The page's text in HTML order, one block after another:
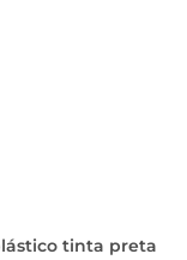
tinta preta